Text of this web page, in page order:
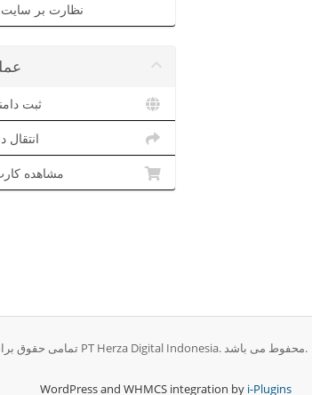
نظارت بر
ثبت
انتقال
مشاهده
تمامی حقوق برای © 2026 PT Herza Digital Indonesia. محفوط می باشد.
WordPress and WHMCS integration by i-Plugins